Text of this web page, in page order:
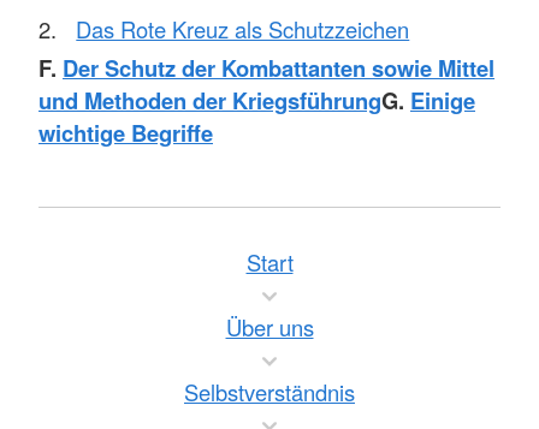
Das Rote Kreuz als Schutzzeichen
F. Der Schutz der Kombattanten sowie Mittel
und Methoden der KriegsführungG. Einige
wichtige Begriffe
Start
Über uns
Selbstverständnis